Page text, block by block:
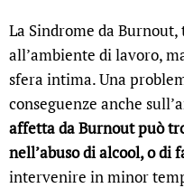
La Sindrome da
all’ambiente di lavoro,
sfera intima. Una
conseguenze anche
affetta da Burnout può
nell’abuso di alcool, o di
intervenire in minor